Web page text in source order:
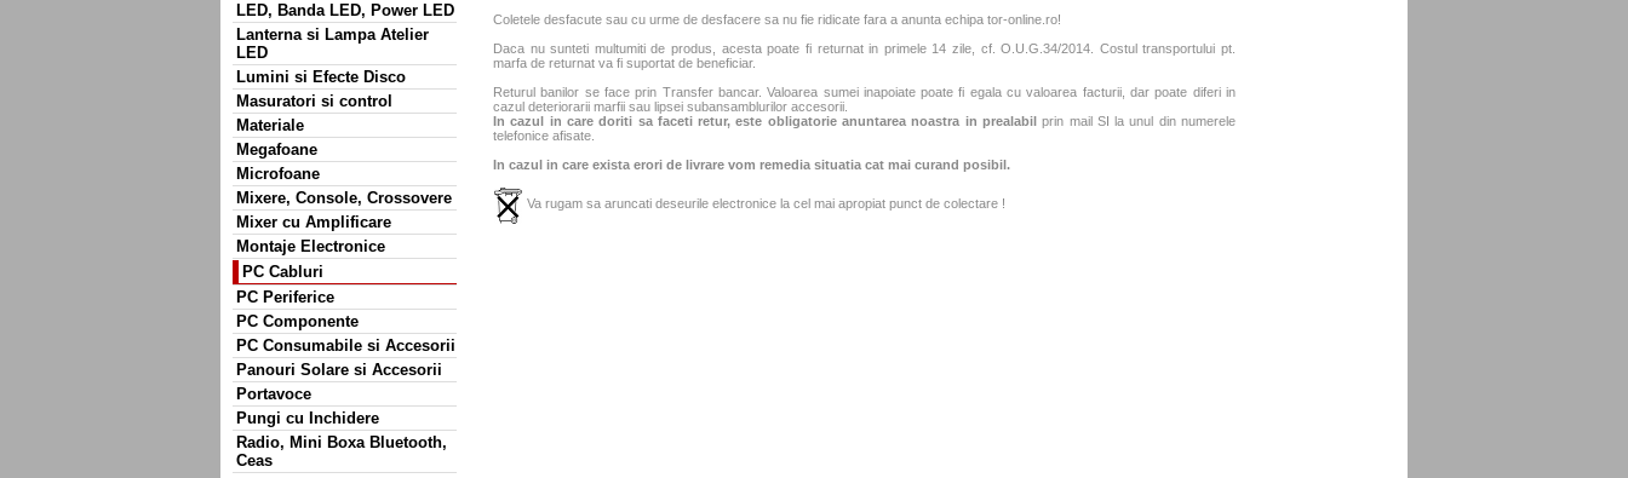
LED, Banda LED, Power LED
Lanterna si Lampa Atelier
LED
Lumini si Efecte Disco
Masuratori si control
Materiale
Megafoane
Microfoane
Mixere, Console, Crossovere
Mixer cu Amplificare
Montaje Electronice
PC Cabluri
PC Periferice
PC Componente
PC Consumabile si Accesorii
Panouri Solare si Accesorii
Portavoce
Pungi cu Inchidere
Radio, Mini Boxa Bluetooth,
Ceas
Coletele desfacute sau cu urme de desfacere sa nu fie ridicate fara a anunta echipa tor-online.ro!
Daca nu sunteti multumiti de produs, acesta poate fi returnat in primele 14 zile, cf. O.U.G.34/2014. Costul transportului pt.
marfa de returnat va fi suportat de beneficiar.
Returul banilor se face prin Transfer bancar. Valoarea sumei inapoiate poate fi egala cu valoarea facturii, dar poate diferi in
cazul deteriorarii marfii sau lipsei subansamblurilor accesorii.
In cazul in care doriti sa faceti retur, este obligatorie anuntarea noastra in prealabil prin mail SI la unul din numerele
telefonice afisate.
In cazul in care exista erori de livrare vom remedia situatia cat mai curand posibil.
Va rugam sa aruncati deseurile electronice la cel mai apropiat punct de colectare !